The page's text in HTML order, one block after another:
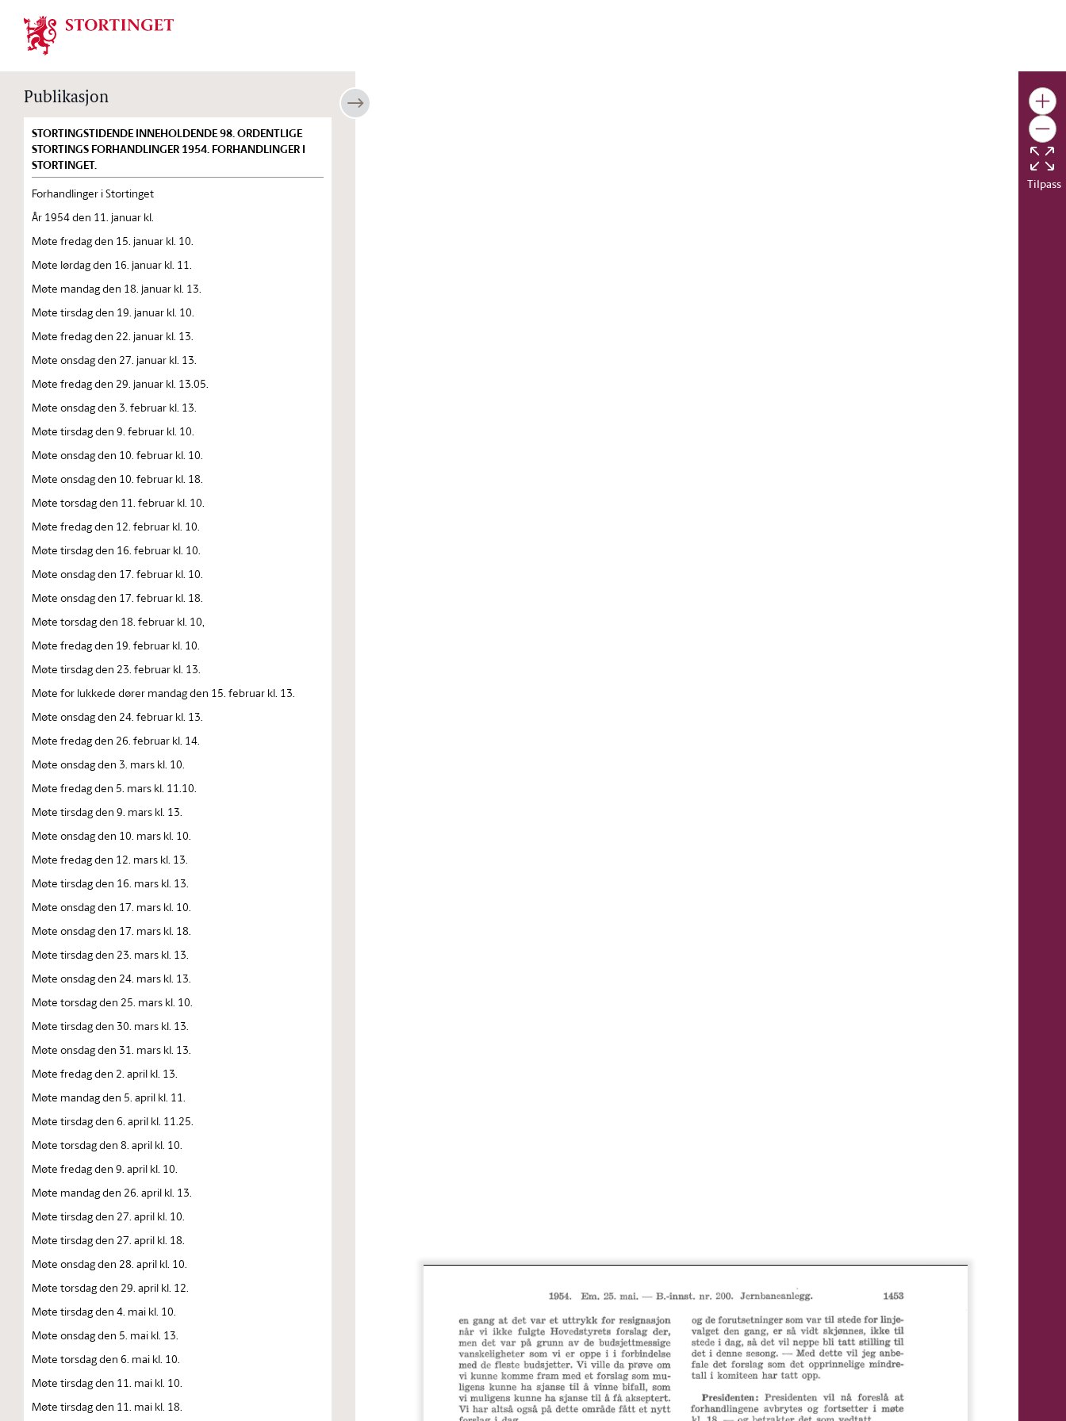
Stortinget.no
Publikasjon
STORTINGSTIDENDE INNEHOLDENDE 98. ORDENTLIGE
STORTINGS FORHANDLINGER 1954. FORHANDLINGER I
STORTINGET.
Forhandlinger i Stortinget
År 1954 den 11. januar kl.
Møte fredag den 15. januar kl. 10.
Møte lørdag den 16. januar kl. 11.
Møte mandag den 18. januar kl. 13.
Møte tirsdag den 19. januar kl. 10.
Møte fredag den 22. januar kl. 13.
Møte onsdag den 27. januar kl. 13.
Møte fredag den 29. januar kl. 13.05.
Møte onsdag den 3. februar kl. 13.
Møte tirsdag den 9. februar kl. 10.
Møte onsdag den 10. februar kl. 10.
Møte onsdag den 10. februar kl. 18.
Møte torsdag den 11. februar kl. 10.
Møte fredag den 12. februar kl. 10.
Møte tirsdag den 16. februar kl. 10.
Møte onsdag den 17. februar kl. 10.
Møte onsdag den 17. februar kl. 18.
Møte torsdag den 18. februar kl. 10,
Møte fredag den 19. februar kl. 10.
Møte tirsdag den 23. februar kl. 13.
Møte for lukkede dører mandag den 15. februar kl. 13.
Møte onsdag den 24. februar kl. 13.
Møte fredag den 26. februar kl. 14.
Møte onsdag den 3. mars kl. 10.
Møte fredag den 5. mars kl. 11.10.
Møte tirsdag den 9. mars kl. 13.
Møte onsdag den 10. mars kl. 10.
Møte fredag den 12. mars kl. 13.
Møte tirsdag den 16. mars kl. 13.
Møte onsdag den 17. mars kl. 10.
Møte onsdag den 17. mars kl. 18.
Møte tirsdag den 23. mars kl. 13.
Møte onsdag den 24. mars kl. 13.
Møte torsdag den 25. mars kl. 10.
Møte tirsdag den 30. mars kl. 13.
Møte onsdag den 31. mars kl. 13.
Møte fredag den 2. april kl. 13.
Møte mandag den 5. april kl. 11.
Møte tirsdag den 6. april kl. 11.25.
Møte torsdag den 8. april kl. 10.
Møte fredag den 9. april kl. 10.
Møte mandag den 26. april kl. 13.
Møte tirsdag den 27. april kl. 10.
Møte tirsdag den 27. april kl. 18.
Møte onsdag den 28. april kl. 10.
Møte torsdag den 29. april kl. 12.
Møte tirsdag den 4. mai kl. 10.
Møte onsdag den 5. mai kl. 13.
Møte torsdag den 6. mai kl. 10.
Møte tirsdag den 11. mai kl. 10.
Møte tirsdag den 11. mai kl. 18.